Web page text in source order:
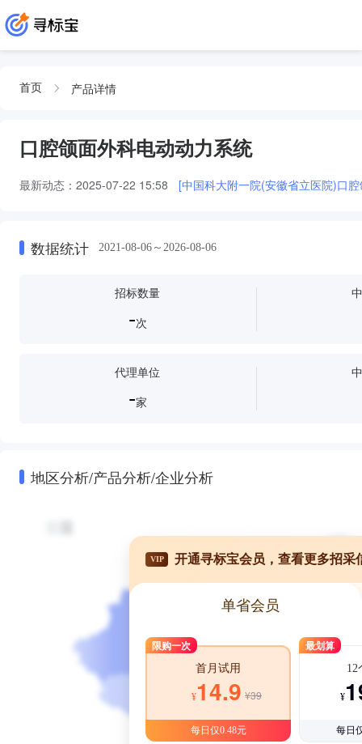
首页 产品详情
口腔颌面外科电动动力系统
最新动态： 2025-07-22 15:58 [中国科大附一院(安徽省立医院)口
数据统计 2021-08-06～2026-08-06
招标数量
-次
代理单位
-家
地区分析/产品分析/企业分析
VIP 开通寻标宝会员，查看更多招采
单省会员
限购一次
首月试用
¥14.9 ¥39
每日仅0.48元
最划算
12
¥
每日